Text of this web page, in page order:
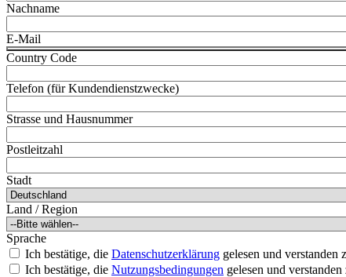
Nachname
E-Mail
Country Code
Telefon (für Kundendienstzwecke)
Strasse und Hausnummer
Postleitzahl
Stadt
Land / Region
Sprache
Ich bestätige, die Datenschutzerklärung gelesen und verstanden
Ich bestätige, die Nutzungsbedingungen gelesen und verstanden